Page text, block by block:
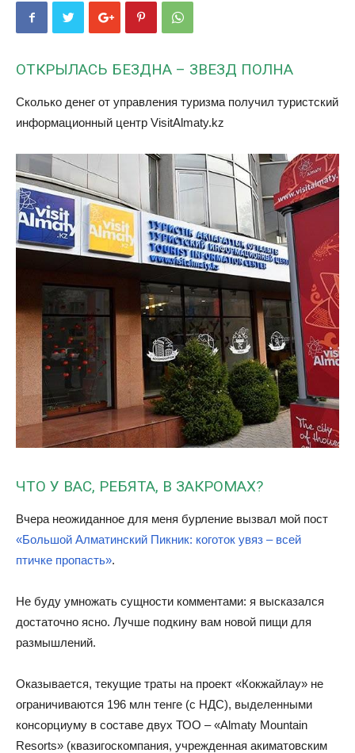
ОТКРЫЛАСЬ БЕЗДНА – ЗВЕЗД ПОЛНА
Сколько денег от управления туризма получил туристский
информационный центр VisitAlmaty.kz
ЧТО У ВАС, РЕБЯТА, В ЗАКРОМАХ?
Вчера неожиданное для меня бурление вызвал мой пост
«Большой Алматинский Пикник: коготок увяз – всей
птичке пропасть».
Не буду умножать сущности комментами: я высказался
достаточно ясно. Лучше подкину вам новой пищи для
размышлений.
Оказывается, текущие траты на проект «Кокжайлау» не
ограничиваются 196 млн тенге (с НДС), выделенными
консорциуму в составе двух ТОО – «Almaty Mountain
Resorts» (квазигоскомпания, учрежденная акиматовским